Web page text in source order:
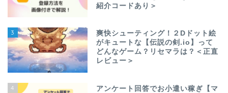
紹介コードあり＞
3
爽快シューティング！２Dドット絵
がキュートな【伝説の剣.io】って
どんなゲーム？リセマラは？＜正直
レビュー＞
4
アンケート回答でお小遣い稼ぎ【マ